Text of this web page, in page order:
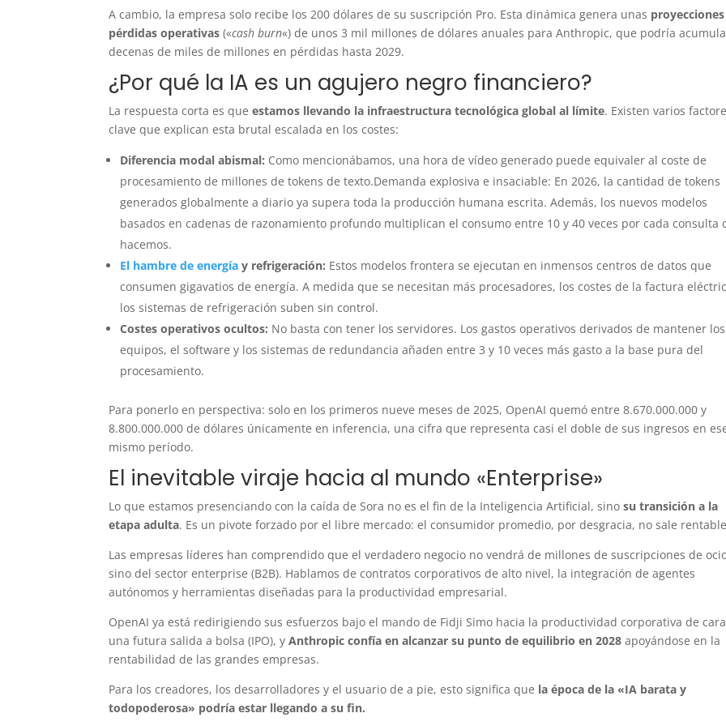
A cambio, la empresa solo recibe los 200 dólares de su suscripción Pro. Esta dinámica genera unas
pérdidas operativas («cash burn«) de unos 3 mil millones de dólares anuales para Anthropic, que podría
decenas de miles de millones en pérdidas hasta 2029.
¿Por qué la IA es un agujero negro financiero?
La respuesta corta es queestamos llevando la infraestructura tecnológica global al límite. Existen varios
clave que explican esta brutal escalada en los costes:
Diferencia modal abismal: Como mencionábamos, una hora de vídeo generado puede equivaler al coste de
procesamiento de millones de tokens de texto.Demanda explosiva e insaciable: En 2026, la cantidad de tokens
generados globalmente a diario ya supera toda la producción humana escrita. Además, los nuevos modelos
basados en cadenas de razonamiento profundo multiplican el consumo entre 10 y 40 veces por cada consulta
hacemos.
El hambre de energía y refrigeración: Estos modelos frontera se ejecutan en inmensos centros de datos que
consumen gigavatios de energía. A medida que se necesitan más procesadores, los costes de la factura
los sistemas de refrigeración suben sin control.
Costes operativos ocultos: No basta con tener los servidores. Los gastos operativos derivados de mantener los
equipos, el software y los sistemas de redundancia añaden entre 3 y 10 veces más gasto a la base pura del
procesamiento.
Para ponerlo en perspectiva: solo en los primeros nueve meses de 2025, OpenAI quemó entre 8.670.000.000 y
8.800.000.000 de dólares únicamente en inferencia, una cifra que representa casi el doble de sus ingresos en
mismo período.
El inevitable viraje hacia al mundo «Enterprise»
Lo que estamos presenciando con la caída de Sora no es el fin de la Inteligencia Artificial, sinosu transición a la
etapa adulta. Es un pivote forzado por el libre mercado: el consumidor promedio, por desgracia, no sale
Las empresas líderes han comprendido que el verdadero negocio no vendrá de millones de suscripciones de
sino del sector enterprise (B2B). Hablamos de contratos corporativos de alto nivel, la integración de agentes
autónomos y herramientas diseñadas para la productividad empresarial.
OpenAI ya está redirigiendo sus esfuerzos bajo el mando de Fidji Simo hacia la productividad corporativa de
una futura salida a bolsa (IPO), yAnthropic confía en alcanzar su punto de equilibrio en 2028 apoyándose en la
rentabilidad de las grandes empresas.
Para los creadores, los desarrolladores y el usuario de a pie, esto significa que la época de la «IA barata y
todopoderosa» podría estar llegando a su fin.